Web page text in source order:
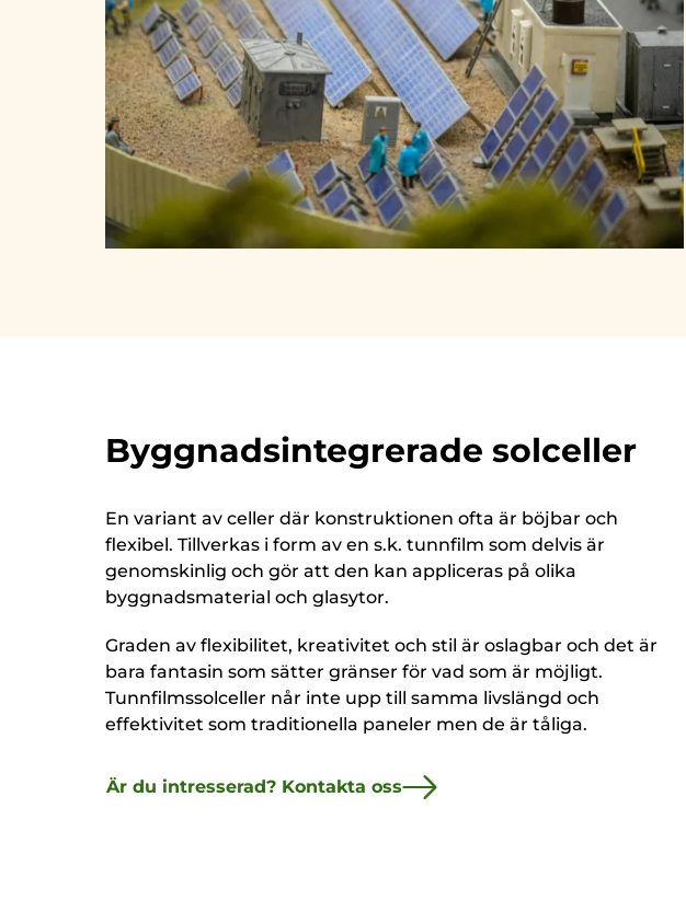
Byggnadsintegrerade solceller
En variant av celler där konstruktionen ofta är böjbar och
flexibel. Tillverkas i form av en s.k. tunnfilm som delvis är
genomskinlig och gör att den kan appliceras på olika
byggnadsmaterial och glasytor.
Graden av flexibilitet, kreativitet och stil är oslagbar och det är
bara fantasin som sätter gränser för vad som är möjligt.
Tunnfilmssolceller når inte upp till samma livslängd och
effektivitet som traditionella paneler men de är tåliga.
Är du intresserad? Kontakta oss